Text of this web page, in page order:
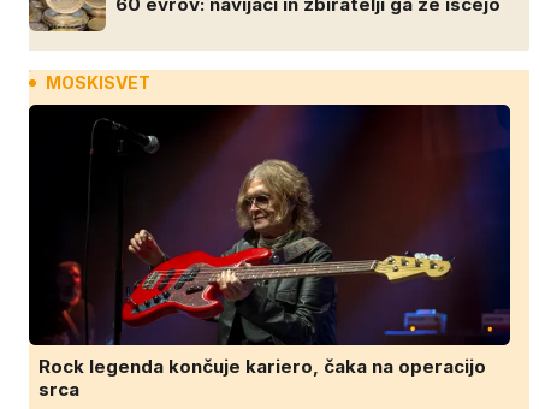
MOSKISVET
Rock legenda končuje kariero, čaka na operacijo
srca